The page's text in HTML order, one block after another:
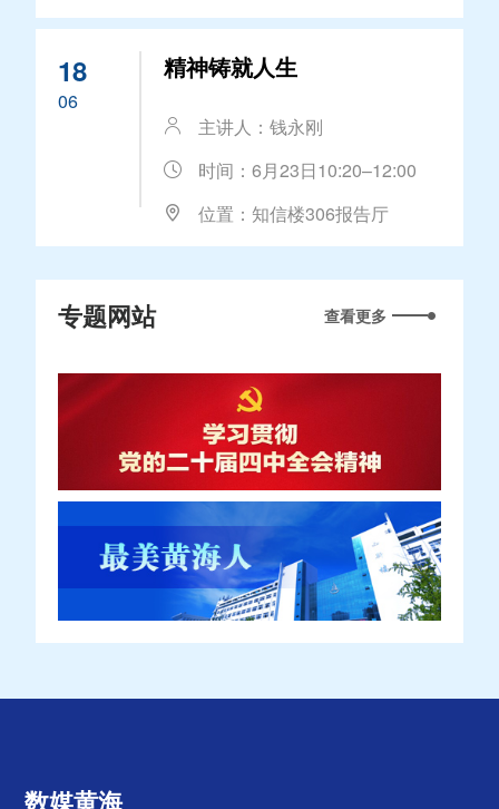
18
06
精神铸就人生
主讲人：钱永刚
时间：6月23日10:20–12:00
位置：知信楼306报告厅
专题网站 查看更多
数媒黄海